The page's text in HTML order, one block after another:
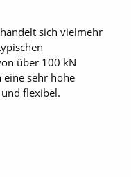
sich vielmehr
über 100 kN
sehr hohe
flexibel.